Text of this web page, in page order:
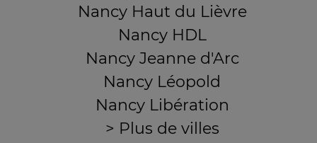
Nancy Haut du Lièvre
Nancy HDL
Nancy Jeanne d'Arc
Nancy Léopold
Nancy Libération
> Plus de villes